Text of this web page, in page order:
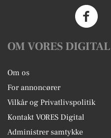
OM VORES DIGITAL
Om os
For annoncører
Vilkår og Privatlivspolitik
Kontakt VORES Digital
Administrer samtykke